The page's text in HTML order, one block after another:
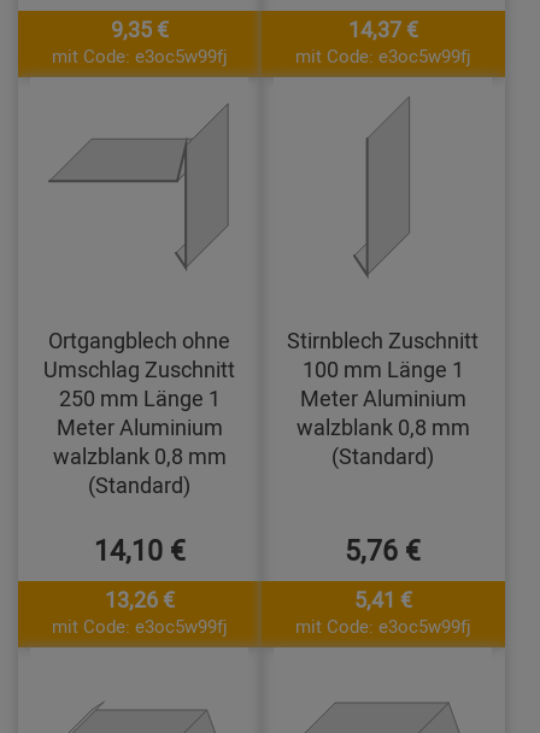
9,35 €
mit Code: e3oc5w99fj
14,37 €
mit Code: e3oc5w99fj
Ortgangblech ohne
Umschlag Zuschnitt
250 mm Länge 1
Meter Aluminium
walzblank 0,8 mm
(Standard)
14,10 €
13,26 €
mit Code: e3oc5w99fj
Stirnblech Zuschnitt
100 mm Länge 1
Meter Aluminium
walzblank 0,8 mm
(Standard)
5,76 €
5,41 €
mit Code: e3oc5w99fj